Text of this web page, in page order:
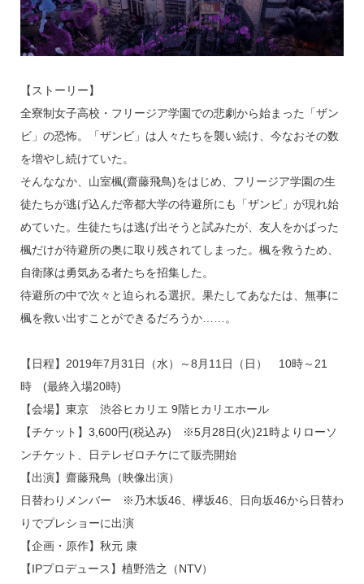
【ストーリー】
全寮制女子高校・フリージア学園での悲劇から始まった「ザン
ビ」の恐怖。「ザンビ」は人々たちを襲い続け、今なおその数
を増やし続けていた。
そんななか、山室楓(齋藤飛鳥)をはじめ、フリージア学園の生
徒たちが逃げ込んだ帝都大学の待避所にも「ザンビ」が現れ始
めていた。生徒たちは逃げ出そうと試みたが、友人をかばった
楓だけが待避所の奥に取り残されてしまった。楓を救うため、
自衛隊は勇気ある者たちを招集した。
待避所の中で次々と迫られる選択。果たしてあなたは、無事に
楓を救い出すことができるだろうか……。
【日程】2019年7月31日（水）～8月11日（日） 10時～21
時 (最終入場20時)
【会場】東京 渋谷ヒカリエ 9階ヒカリエホール
【チケット】3,600円(税込み) ※5月28日(火)21時よりローソ
ンチケット、日テレゼロチケにて販売開始
【出演】齋藤飛鳥（映像出演）
日替わりメンバー ※乃木坂46、欅坂46、日向坂46から日替わ
りでプレショーに出演
【企画・原作】秋元 康
【IPプロデュース】植野浩之（NTV）